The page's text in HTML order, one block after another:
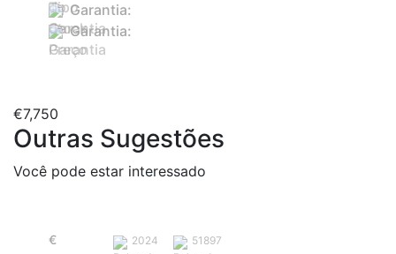
Garantia:
Garantia:
€7,750
Outras Sugestões
Você pode estar interessado
€ 2024 51897